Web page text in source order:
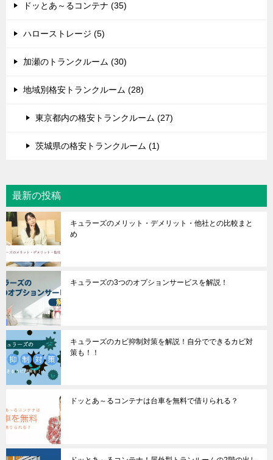
ドッとあ～るコンテナ (35)
ハローストレージ (5)
加瀬のトランクルーム (30)
地域別格安トランクルーム (28)
東京都内の格安トランクルーム (27)
茨城県の格安トランクルーム (1)
最新の投稿
キュラーズのメリット・デメリット・他社との比較まと
め
キュラーズの3つのオプションサービスを解説！
キュラーズのカビ抑制対策を解説！自分でできるカビ対
策も！！
ドッとあ～るコンテナは台車を無料で借りられる？